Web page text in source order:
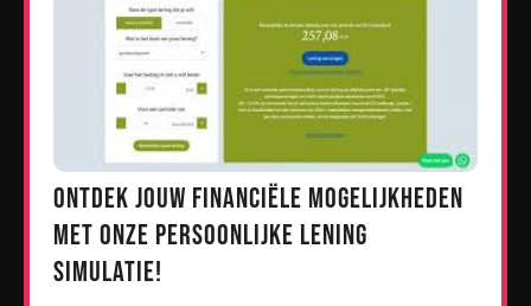
Ontdek jouw financiële mogelijkheden
met onze persoonlijke lening
simulatie!